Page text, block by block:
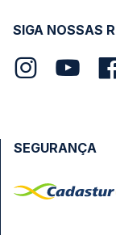
SIGA NOSSAS
SEGURANÇA